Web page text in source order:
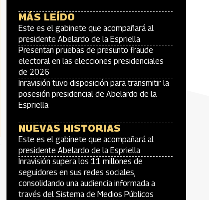
MÁS LEÍDO
Este es el gabinete que acompañará al
presidente Abelardo de la Espriella
Presentan pruebas de presunto fraude
electoral en las elecciones presidenciales
de 2026
Inravisión tuvo disposición para transmitir la
posesión presidencial de Abelardo de la
Espriella
NUEVAS HISTORIAS
Este es el gabinete que acompañará al
presidente Abelardo de la Espriella
Inravisión supera los 11 millones de
seguidores en sus redes sociales,
consolidando una audiencia informada a
través del Sistema de Medios Públicos